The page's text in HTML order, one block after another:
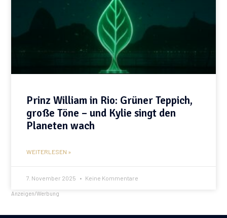
Prinz William in Rio: Grüner Teppich,
große Töne – und Kylie singt den
Planeten wach
WEITERLESEN »
7. November 2025 Keine Kommentare
Anzeigen/Werbung